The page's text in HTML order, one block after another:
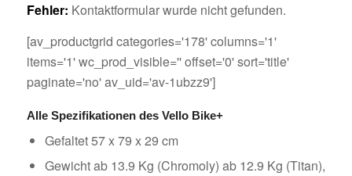
Fehler: Kontaktformular wurde nicht gefunden.
[av_productgrid categories='178' columns='1'
items='1' wc_prod_visible='' offset='0' sort='title'
paginate='no' av_uid='av-1ubzz9']
Alle Spezifikationen des Vello Bike+
Gefaltet 57 x 79 x 29 cm
Gewicht ab 13.9 Kg (Chromoly) ab 12.9 Kg (Titan),